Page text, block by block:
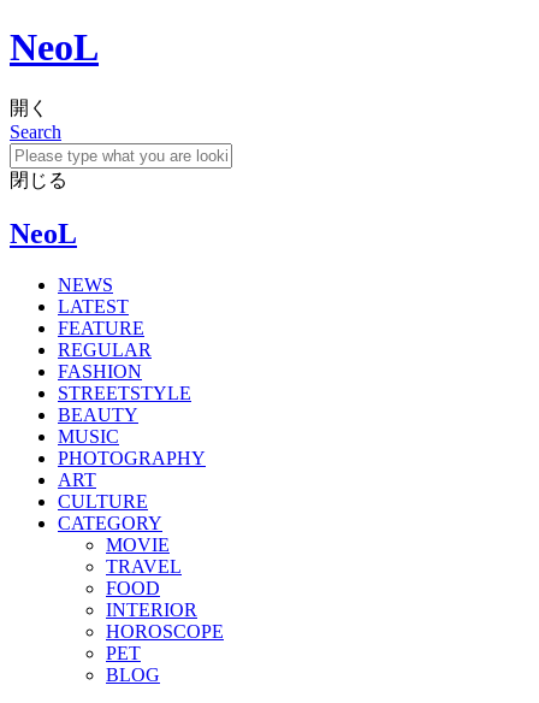
NeoL
開く
Search
閉じる
NeoL
NEWS
LATEST
FEATURE
REGULAR
FASHION
STREETSTYLE
BEAUTY
MUSIC
PHOTOGRAPHY
ART
CULTURE
CATEGORY
MOVIE
TRAVEL
FOOD
INTERIOR
HOROSCOPE
PET
BLOG